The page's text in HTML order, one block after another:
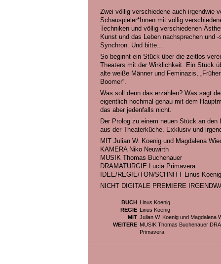
Zwei völlig verschiedene auch irgendwie
Schauspieler*Innen mit völlig
Techniken und völlig verschiedenen
Kunst und das Leben nachsprechen und
Synchron. Und bitte...
So beginnt ein Stück über die zeitlos
Theaters mit der Wirklichkeit. Ein Stück
alte weiße Männer und Feminazis,
Boomer“.
Was soll denn das erzählen? Was sagt
eigentlich nochmal genau mit dem
das aber jedenfalls nicht.
Der Prolog zu einem neuen Stück an
aus der Theaterküche. Exklusiv und
MIT Julian W. Koenig und Magdalena
KAMERA Niko Neuwirth
MUSIK Thomas Buchenauer
DRAMATURGIE Lucia Primavera
IDEE/REGIE/TON/SCHNITT Linus Koenig
NICHT DIGITALE PREMIERE
BUCH Linus Koenig
REGIE Linus Koenig
MIT Julian W. Koenig und Magdalena
WEITERE MUSIK Thomas Buchenauer
Primavera